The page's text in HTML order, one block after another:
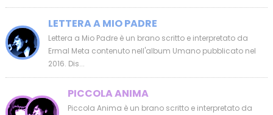
LETTERA A MIO PADRE
Lettera a Mio Padre è un brano scritto e interpretato da
Ermal Meta contenuto nell'album Umano pubblicato nel
2016. Dis...
PICCOLA ANIMA
Piccola Anima è un brano scritto e interpretato da